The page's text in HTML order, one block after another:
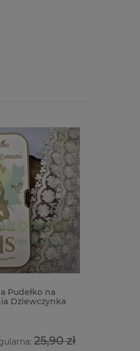
Pudełko na
Dziewczynka
25,90 zł